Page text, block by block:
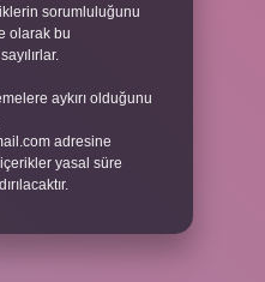
sorumluluğunu
olarak bu
aykırı olduğunu
adresine
yasal süre